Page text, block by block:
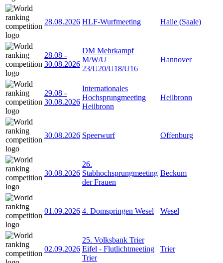
28.08.2026 HLF-Wurfmeeting Halle (Saale)
28.08 -
30.08.2026
DM Mehrkampf
M/W/U
23/U20/U18/U16
Hannover
29.08 -
30.08.2026
Internationales
Hochsprungmeeting
Heilbronn
Heilbronn
30.08.2026 Speerwurf Offenburg
30.08.2026
26.
Stabhochsprungmeeting
der Frauen
Beckum
01.09.2026 4. Domspringen Wesel Wesel
02.09.2026
25. Volksbank Trier
Eifel - Flutlichtmeeting
Trier
Trier